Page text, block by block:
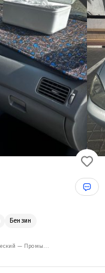
Бензин
Здание Номан Абдулла Номан — Мувайле коммерческий — Промышленная зона — Шарджа — Объединённые Арабские Эмираты